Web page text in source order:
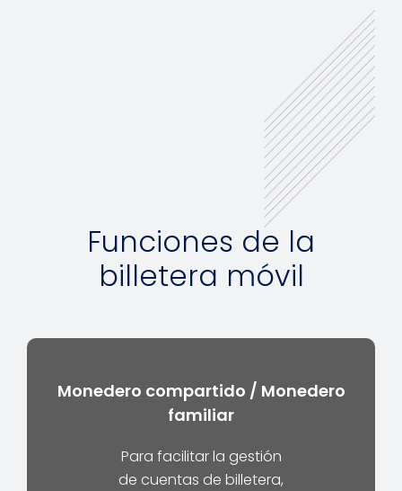
Funciones de la
billetera móvil
Monedero compartido / Monedero
familiar
Para facilitar la gestión
de cuentas de billetera,